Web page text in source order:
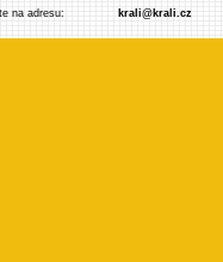
na adresu: krali@krali.cz